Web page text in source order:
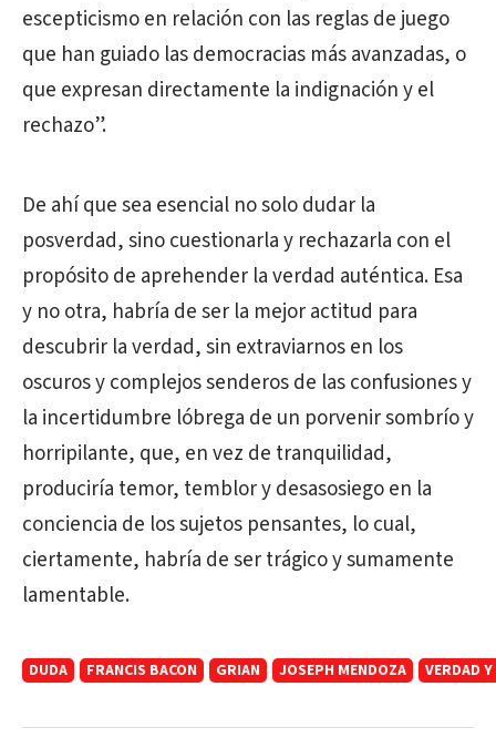
escepticismo en relación con las reglas de juego
que han guiado las democracias más avanzadas, o
que expresan directamente la indignación y el
rechazo”.
De ahí que sea esencial no solo dudar la
posverdad, sino cuestionarla y rechazarla con el
propósito de aprehender la verdad auténtica. Esa
y no otra, habría de ser la mejor actitud para
descubrir la verdad, sin extraviarnos en los
oscuros y complejos senderos de las confusiones y
la incertidumbre lóbrega de un porvenir sombrío y
horripilante, que, en vez de tranquilidad,
produciría temor, temblor y desasosiego en la
conciencia de los sujetos pensantes, lo cual,
ciertamente, habría de ser trágico y sumamente
lamentable.
DUDA FRANCIS BACON GRIAN JOSEPH MENDOZA VERDAD